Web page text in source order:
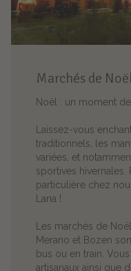
Marchés de
Noël : un moment
Laissez-vous
traditionnels, les
variées, et
sportives hivernales.
particulière chez
Lana !
Les marchés de
Merano et Bozen
bus ou en train.
artisanaux ainsi que